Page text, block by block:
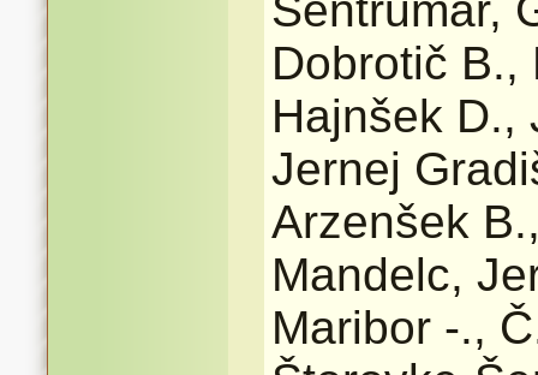
Dobrotič B.,
Hajnšek D.,
Jernej
Arzenšek
Mandelc,
Maribor -.,